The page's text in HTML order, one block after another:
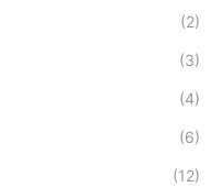
(2)
(3)
(4)
(6)
(12)